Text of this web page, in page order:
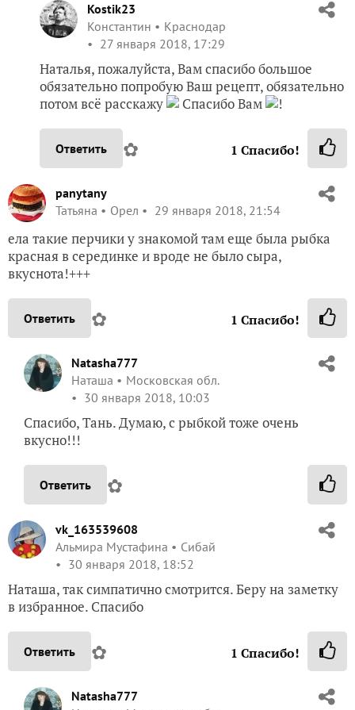
Kostik23
Константин
Краснодар
27 января 2018, 17:29
Наталья, пожалуйста, Вам спасибо большое
обязательно попробую Ваш рецепт, обязательно
потом всё расскажу
Спасибо Вам !
Ответить ✿ 1 Спасибо!
panytany
Татьяна
Орел 29 января 2018, 21:54
ела такие перчики у знакомой там еще была рыбка
красная в серединке и вроде не было сыра,
вкуснота!+++
Ответить ✿ 1 Спасибо!
Natasha777
Наташа
Московская обл.
30 января 2018, 10:03
Спасибо, Тань. Думаю, с рыбкой тоже очень
вкусно!!!
Ответить ✿
vk_163539608
Альмира Мустафина
Сибай
30 января 2018, 18:52
Наташа, так симпатично смотрится. Беру на заметку
в избранное. Спасибо
Ответить ✿ 1 Спасибо!
Natasha777